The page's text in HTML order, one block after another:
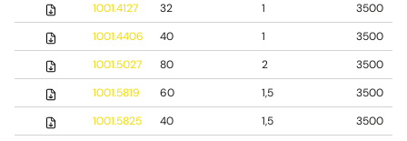
1001.4127
32 1
3500
1001.4406
40 1
3500
1001.5027
80 2
3500
1001.5819
60 1,5
3500
1001.5825
40 1,5
3500